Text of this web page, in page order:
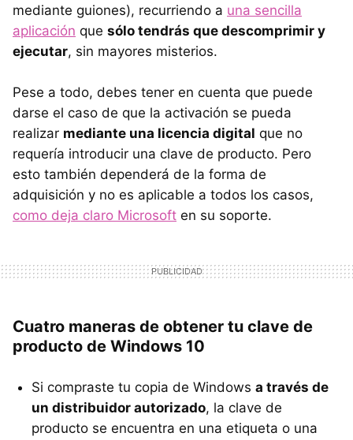
mediante guiones), recurriendo a una sencilla
aplicación que sólo tendrás que descomprimir y
ejecutar, sin mayores misterios.
Pese a todo, debes tener en cuenta que puede
darse el caso de que la activación se pueda
realizar mediante una licencia digital que no
requería introducir una clave de producto. Pero
esto también dependerá de la forma de
adquisición y no es aplicable a todos los casos,
como deja claro Microsoft en su soporte.
Cuatro maneras de obtener tu clave de
producto de Windows 10
Si compraste tu copia de Windows a través de
un distribuidor autorizado, la clave de
producto se encuentra en una etiqueta o una